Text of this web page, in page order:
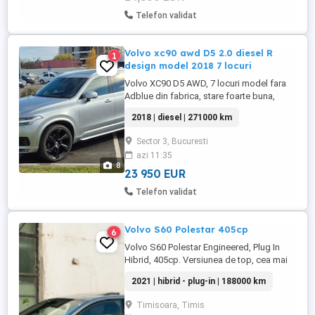
Telefon validat
8
1
Volvo xc90 awd D5 2.0 diesel R
design model 2018 7 locuri
Volvo XC90 D5 AWD, 7 locuri model fara
Adblue din fabrica, stare foarte buna,
car verticl. Masina se vinde deoarece
doresc trecerea la un model mai nou,
posibil electric, schimb doar cu tesla
model x sau Y, sau v klass. Dotari: tapiterie
piele + Alcantara, ...
2018 | diesel | 271000 km
Sector 3, Bucuresti
azi 11:35
23 950 EUR
Telefon validat
6 Volvo S60 Polestar 405cp
Volvo S60 Polestar Engineered, Plug In
Hibrid, 405cp. Versiunea de top, cea mai
Masina a fost achizitionata din Belgia,
avand unic proprietar. Range full electric
cuprins intre 40-45km. Tractiune integrala
2021 | hibrid - plug-in | 188000 km
Timisoara, Timis